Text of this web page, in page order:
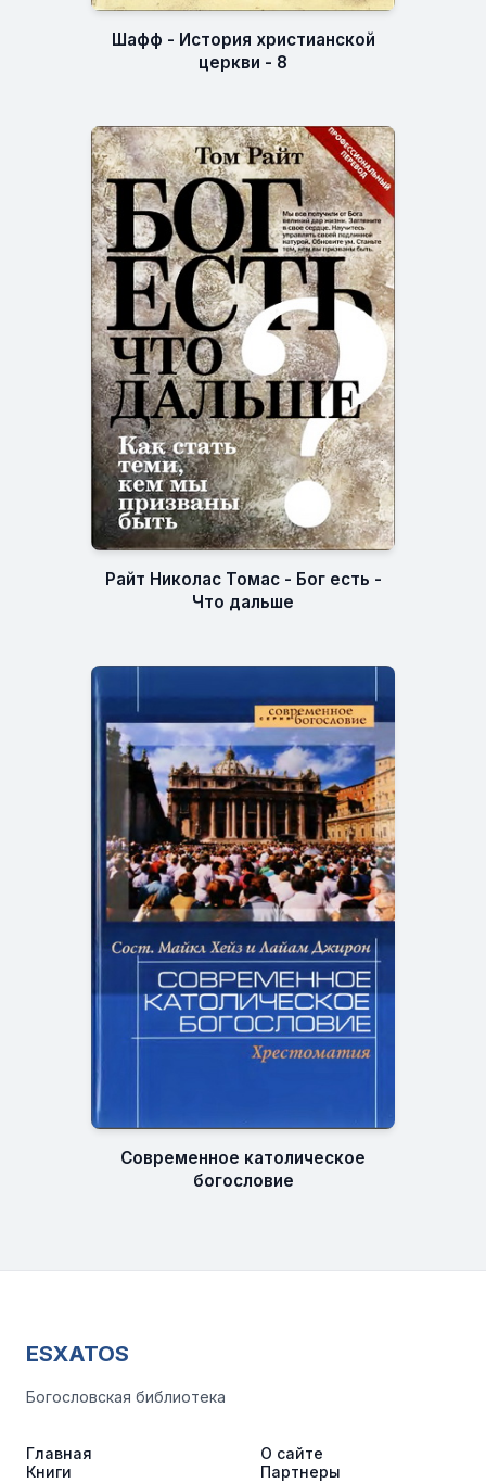
Шафф - История христианской
церкви - 8
Райт Николас Томас - Бог есть -
Что дальше
Современное католическое
богословие
ESXATOS
Богословская библиотека
Главная
Книги
О сайте
Партнеры